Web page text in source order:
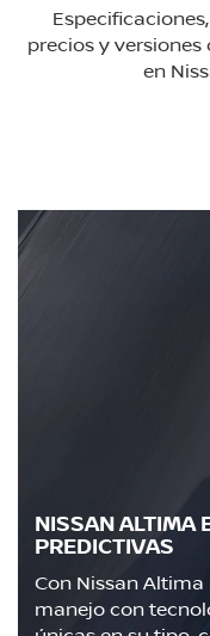
precios y
en
NISSAN ALTIMA
PREDICTIVAS
Con Nissan
manejo con